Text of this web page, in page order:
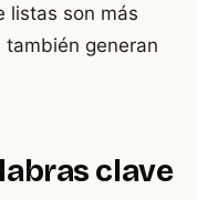
listas son más
también generan
clave